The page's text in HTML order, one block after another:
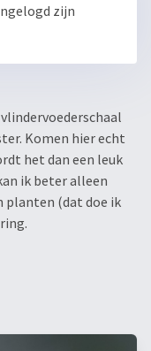
zijn
Komen hier echt
het dan een leuk
ik beter alleen
planten (dat doe ik